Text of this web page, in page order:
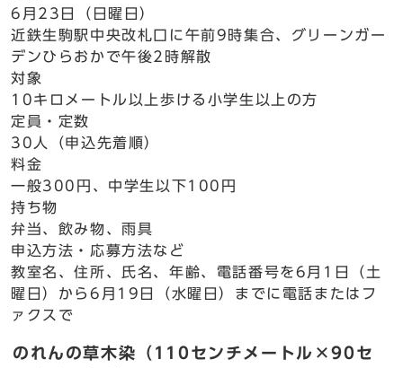
6月23日（日曜日）
近鉄生駒駅中央改札口に午前9時集合、グリーンガー
デンひらおかで午後2時解散
対象
10キロメートル以上歩ける小学生以上の方
定員・定数
30人（申込先着順）
料金
一般300円、中学生以下100円
持ち物
弁当、飲み物、雨具
申込方法・応募方法など
教室名、住所、氏名、年齢、電話番号を6月1日（土
曜日）から6月19日（水曜日）までに電話またはフ
ァクスで
のれんの草木染（110センチメートル×90セ